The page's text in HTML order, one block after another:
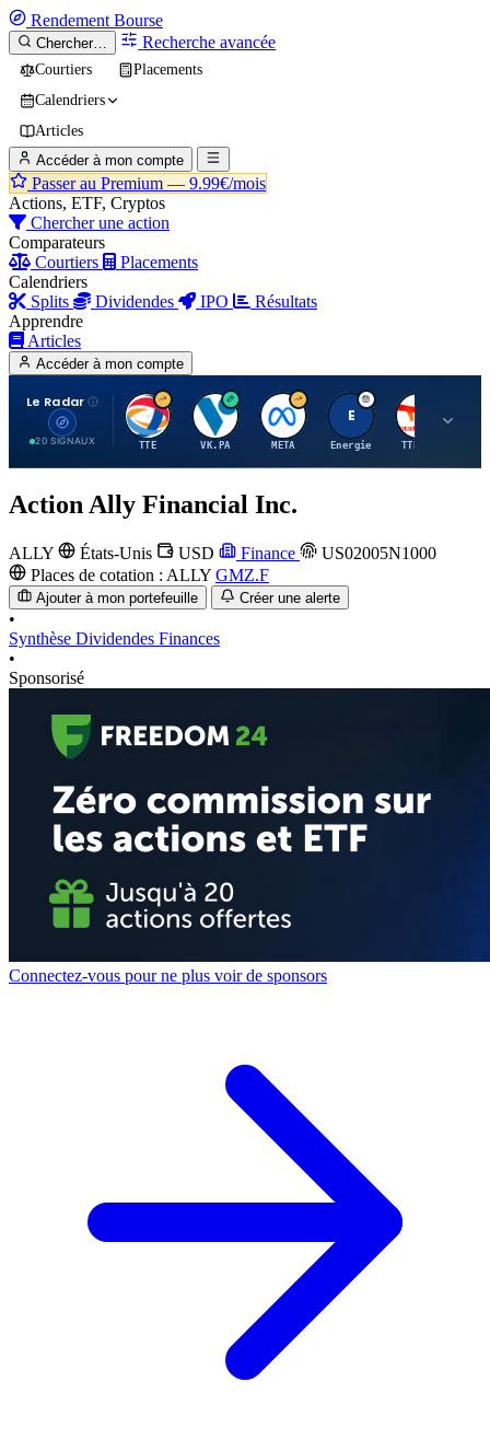
Rendement Bourse
Chercher… Recherche avancée
Courtiers
Placements
Calendriers
Articles
Accéder à mon compte
Passer au Premium — 9.99€/mois
Actions, ETF, Cryptos
Chercher une action
Comparateurs
Courtiers
Placements
Calendriers
Splits
Dividendes IPO
Résultats
Apprendre
Articles
Accéder à mon compte
Le Radar
20 SIGNAUX
T
TTE
V
VK.PA
M
META
E
Energie
T
TTE.PA
Action Ally Financial Inc.
ALLY États-Unis USD Finance
US02005N1000
Places de cotation : ALLY GMZ.F
Ajouter à mon portefeuille Créer une alerte
•
Synthèse Dividendes Finances
•
Sponsorisé
Connectez-vous pour ne plus voir de sponsors